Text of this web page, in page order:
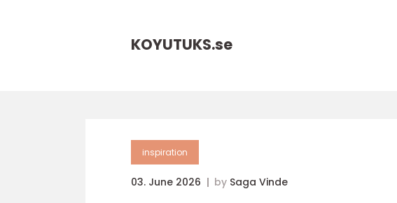
KOYUTUKS.se
inspiration
03. June 2026 by Saga Vinde